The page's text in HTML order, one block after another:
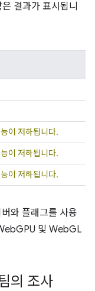
결과가 표시됩니
이 저하됩니다.
이 저하됩니다.
이 저하됩니다.
와 플래그를 사용
및 WebGL
의 조사